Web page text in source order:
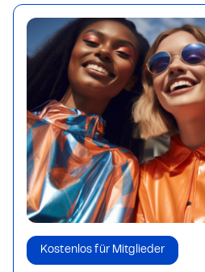
Kostenlos für Mitglieder